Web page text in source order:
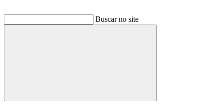
Buscar no site
Buscar